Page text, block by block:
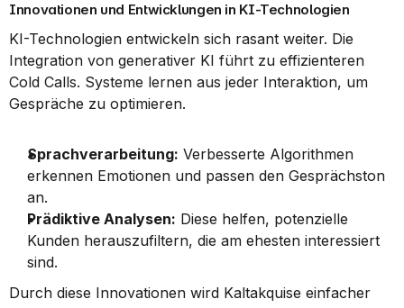
Innovationen und Entwicklungen in KI-Technologien
KI-Technologien entwickeln sich rasant weiter. Die
Integration von generativer KI führt zu effizienteren
Cold Calls. Systeme lernen aus jeder Interaktion, um
Gespräche zu optimieren.
Sprachverarbeitung: Verbesserte Algorithmen
erkennen Emotionen und passen den Gesprächston
an.
Prädiktive Analysen: Diese helfen, potenzielle
Kunden herauszufiltern, die am ehesten interessiert
sind.
Durch diese Innovationen wird Kaltakquise einfacher